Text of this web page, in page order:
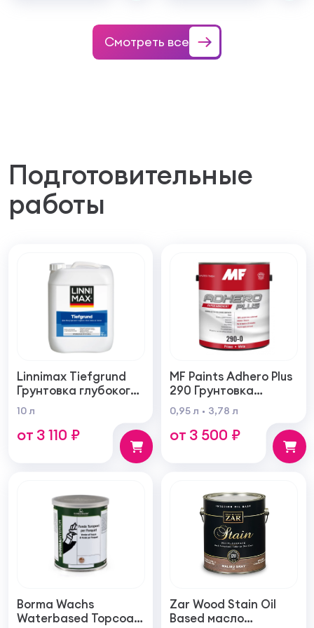
Смотреть все
Подготовительные
работы
Linnimax Tiefgrund
Грунтовка глубокого
проникновения для
внутренних и
наружных работ
10 л
от 3 110 ₽
MF Paints Adhero Plus
290 Грунтовка
высшего качества из
100% акрилового
латекса для
0,95 л 3,78 л
от 3 500 ₽
Borma Wachs
Waterbased Topcoat
Zar Wood Stain Oil
Based масло